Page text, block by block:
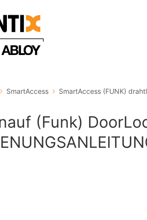
SmartAccess SmartAccess (FUNK)
(Funk)